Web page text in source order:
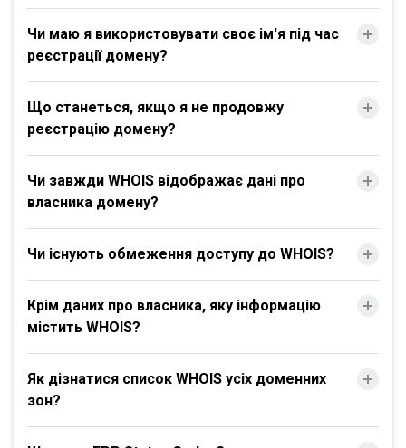
Чи маю я використовувати своє ім'я під час
реєстрації домену?
Що станеться, якщо я не продовжу
реєстрацію домену?
Чи завжди WHOIS відображає дані про
власника домену?
Чи існують обмеження доступу до WHOIS?
Крім даних про власника, яку інформацію
містить WHOIS?
Як дізнатися список WHOIS усіх доменних
зон?